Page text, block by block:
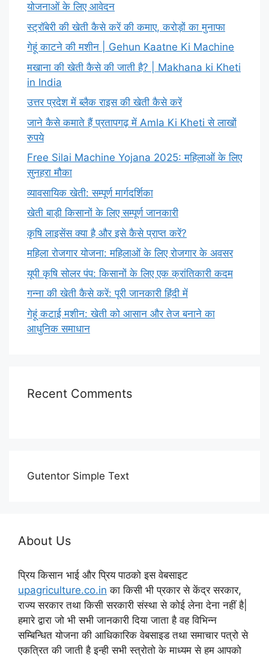
योजनाओं के लिए आवेदन
स्ट्रॉबेरी की खेती कैसे करें की कमाए, करोड़ों का मुनाफा
गेहूं काटने की मशीन | Gehun Kaatne Ki Machine
मखाना की खेती कैसे की जाती है? | Makhana ki Kheti
in India
उत्तर प्रदेश में ब्लैक राइस की खेती कैसे करें
जाने कैसे कमाते हैं प्रतापगढ़ में Amla Ki Kheti से लाखों
रुपये
Free Silai Machine Yojana 2025: महिलाओं के लिए
सुनहरा मौका
व्यावसायिक खेती: सम्पूर्ण मार्गदर्शिका
खेती बाड़ी किसानों के लिए सम्पूर्ण जानकारी
कृषि लाइसेंस क्या है और इसे कैसे प्राप्त करें?
महिला रोजगार योजना: महिलाओं के लिए रोजगार के अवसर
यूपी कृषि सोलर पंप: किसानों के लिए एक क्रांतिकारी कदम
गन्ना की खेती कैसे करें: पूरी जानकारी हिंदी में
गेहूं कटाई मशीन: खेती को आसान और तेज बनाने का
आधुनिक समाधान
Recent Comments
Gutentor Simple Text
About Us
प्रिय किसान भाई और प्रिय पाठको इस वेबसाइट
upagriculture.co.in का किसी भी प्रकार से केंद्र सरकार,
राज्य सरकार तथा किसी सरकारी संस्था से कोई लेना देना नहीं है|
हमारे द्वारा जो भी सभी जानकारी दिया जाता है वह विभिन्न
सम्बिन्धित योजना की आधिकारिक वेबसाइड तथा समाचार पत्रो से
एकत्रित की जाती है इन्ही सभी स्त्रोतो के माध्यम से हम आपको